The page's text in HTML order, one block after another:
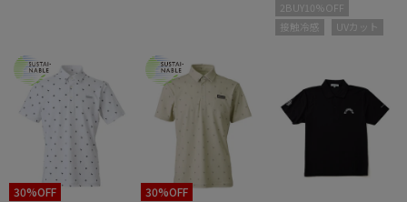
2BUY10%OFF
接触冷感
UVカット
30%OFF
30%OFF